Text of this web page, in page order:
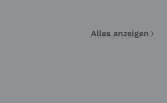
Alles anzeigen